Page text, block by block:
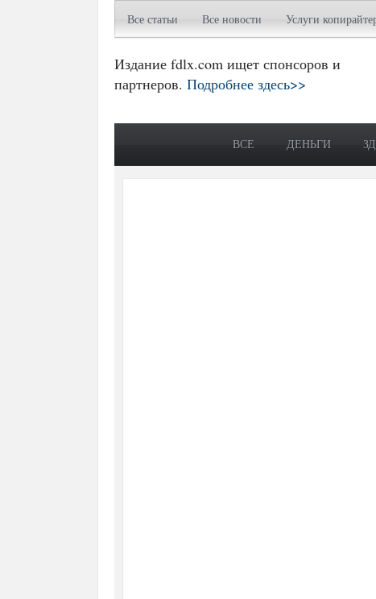
Все статьи Все новости Услуги
Издание fdlx.com ищет спонсоров и
партнеров. Подробнее здесь>>
ВСЕ ДЕНЬГИ